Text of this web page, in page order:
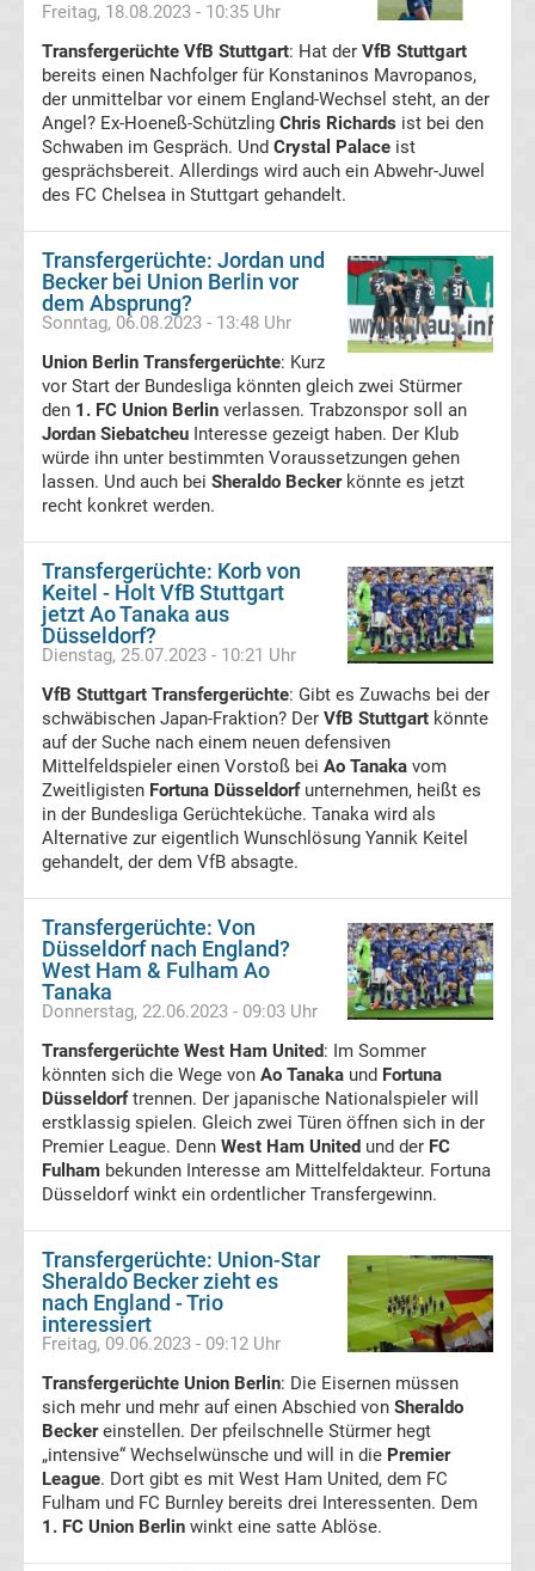
Premier
League
Erg.
Premier
League
Frauen
Bundesliga
Frauen
Bundesliga
Tabelle
Ligue
1
Ergebnisse
Ligue
1
Tabelle
Süper
Lig
Ergebnisse
Süper
Lig
Tabelle
Serie
A
Freitag, 18.08.2023 - 10:35 Uhr
Transfergerüchte VfB Stuttgart: Hat der VfB Stuttgart
bereits einen Nachfolger für Konstaninos Mavropanos,
der unmittelbar vor einem England-Wechsel steht, an der
Angel? Ex-Hoeneß-Schützling Chris Richards ist bei den
Schwaben im Gespräch. Und Crystal Palace ist
gesprächsbereit. Allerdings wird auch ein Abwehr-Juwel
des FC Chelsea in Stuttgart gehandelt.
Transfergerüchte: Jordan und
Becker bei Union Berlin vor
dem Absprung?
Sonntag, 06.08.2023 - 13:48 Uhr
Union Berlin Transfergerüchte: Kurz
vor Start der Bundesliga könnten gleich zwei Stürmer
den 1. FC Union Berlin verlassen. Trabzonspor soll an
Jordan Siebatcheu Interesse gezeigt haben. Der Klub
würde ihn unter bestimmten Voraussetzungen gehen
lassen. Und auch bei Sheraldo Beckerkönnte es jetzt
recht konkret werden.
Transfergerüchte: Korb von
Keitel - Holt VfB Stuttgart
jetzt Ao Tanaka aus
Düsseldorf?
Dienstag, 25.07.2023 - 10:21 Uhr
VfB Stuttgart Transfergerüchte: Gibt es Zuwachs bei der
schwäbischen Japan-Fraktion? Der VfB Stuttgart könnte
auf der Suche nach einem neuen defensiven
Mittelfeldspieler einen Vorstoß bei Ao Tanaka vom
Zweitligisten Fortuna Düsseldorfunternehmen, heißt es
in der Bundesliga Gerüchteküche. Tanaka wird als
Alternative zur eigentlich Wunschlösung Yannik Keitel
gehandelt, der dem VfB absagte.
Transfergerüchte: Von
Düsseldorf nach England?
West Ham & Fulham Ao
Tanaka
Donnerstag, 22.06.2023 - 09:03 Uhr
Transfergerüchte West Ham United: Im Sommer
könnten sich die Wege von Ao Tanaka und Fortuna
Düsseldorftrennen. Der japanische Nationalspieler will
erstklassig spielen. Gleich zwei Türen öffnen sich in der
Premier League. Denn West Ham United und der FC
Fulham bekunden Interesse am Mittelfeldakteur. Fortuna
Düsseldorf winkt ein ordentlicher Transfergewinn.
Transfergerüchte: Union-Star
Sheraldo Becker zieht es
nach England - Trio
interessiert
Freitag, 09.06.2023 - 09:12 Uhr
Transfergerüchte Union Berlin: Die Eisernen müssen
sich mehr und mehr auf einen Abschied von Sheraldo
Beckereinstellen. Der pfeilschnelle Stürmer hegt
„intensive“ Wechselwünsche und will in die Premier
League. Dort gibt es mit West Ham United, dem FC
Fulham und FC Burnley bereits drei Interessenten. Dem
1. FC Union Berlin winkt eine satte Ablöse.